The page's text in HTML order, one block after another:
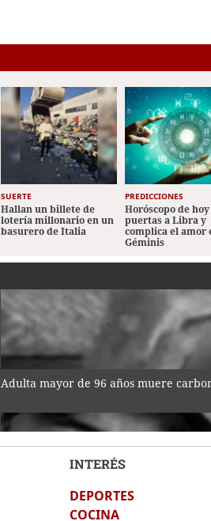
SUERTE
Hallan un billete de
lotería millonario en un
basurero de Italia
PREDICCIONES
Horóscopo de
puertas a Libra y
complica el amor
Géminis
Adulta mayor de 96 años muere
Dos masacres dejan nueve muertos
INTERÉS
DEPORTES
COCINA